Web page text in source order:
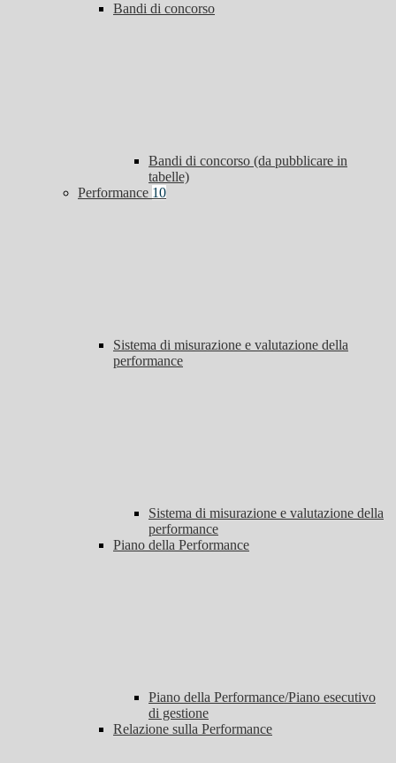
Bandi di concorso
Bandi di concorso (da pubblicare in
tabelle)
Performance 10
Sistema di misurazione e valutazione della
performance
Sistema di misurazione e valutazione della
performance
Piano della Performance
Piano della Performance/Piano esecutivo
di gestione
Relazione sulla Performance